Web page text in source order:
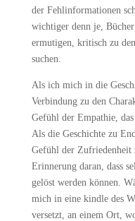
der Fehlinformationen
wichtiger denn je,
ermutigen, kritisch zu
suchen.
Als ich mich in die
Verbindung zu den
Gefühl der Empathie,
Als die Geschichte zu
Gefühl der Zufriedenheit
Erinnerung daran, dass
gelöst werden können.
mich in eine kindle des
versetzt, an einem Ort,